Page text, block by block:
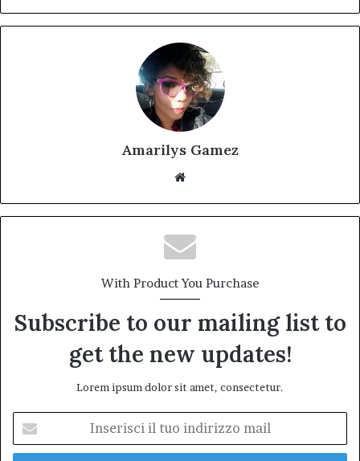
Amarilys Gamez
With Product You Purchase
Subscribe to our mailing list to
get the new updates!
Lorem ipsum dolor sit amet, consectetur.
tuo